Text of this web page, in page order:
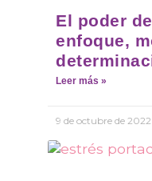
El poder
enfoque,
Leer más »
9 de octubre de 2022